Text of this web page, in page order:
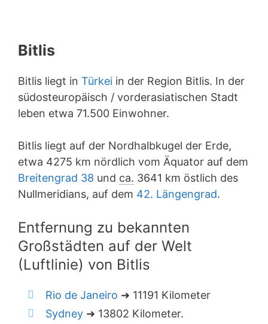
Bitlis
Bitlis liegt in Türkei in der Region Bitlis. In der
südosteuropäisch / vorderasiatischen Stadt
leben etwa 71.500 Einwohner.
Bitlis liegt auf der Nordhalbkugel der Erde,
etwa 4275 km nördlich vom Äquator auf dem
Breitengrad 38 und ca. 3641 km östlich des
Nullmeridians, auf dem 42. Längengrad.
Entfernung zu bekannten
Großstädten auf der Welt
(Luftlinie) von Bitlis
Rio de Janeiro ➜ 11191 Kilometer
Sydney ➜ 13802 Kilometer.